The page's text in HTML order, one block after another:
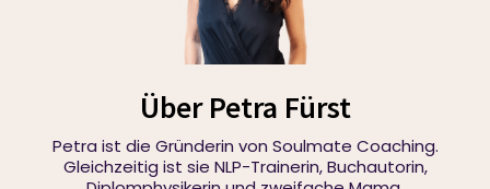
Über Petra Fürst
Petra ist die Gründerin von Soulmate Coaching.
Gleichzeitig ist sie NLP-Trainerin, Buchautorin,